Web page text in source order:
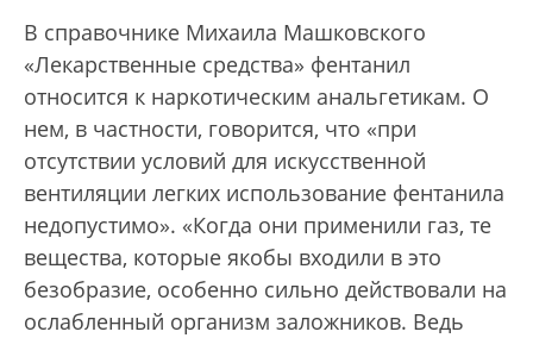
В справочнике Михаила Машковского
«Лекарственные средства» фентанил
относится к наркотическим анальгетикам. О
нем, в частности, говорится, что «при
отсутствии условий для искусственной
вентиляции легких использование фентанила
недопустимо». «Когда они применили газ, те
вещества, которые якобы входили в это
безобразие, особенно сильно действовали на
ослабленный организм заложников. Ведь